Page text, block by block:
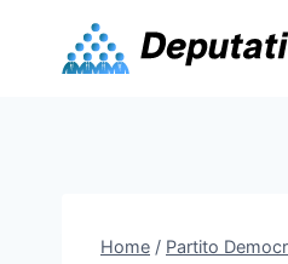
content
Home / Partito